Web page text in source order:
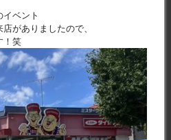
ベント
がありましたので、
！笑